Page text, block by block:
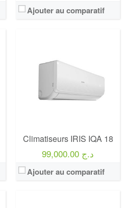
Ajouter au comparatif
Climatiseurs IRIS IQA 18
99,000.00 د.ج
Ajouter au comparatif